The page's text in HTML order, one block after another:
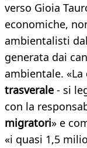
verso Gioia
economiche,
ambientalisti
generata dai
ambientale. «La
trasverale - si
con la
migratori» e
«i quasi 1,5